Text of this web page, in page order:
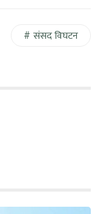
संसद विघटन